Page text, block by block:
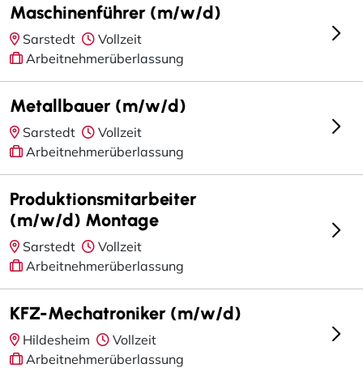
Maschinenführer (m/w/d)
Sarstedt
Vollzeit
Arbeitnehmerüberlassung
Metallbauer (m/w/d)
Sarstedt
Vollzeit
Arbeitnehmerüberlassung
Produktionsmitarbeiter
(m/w/d) Montage
Sarstedt
Vollzeit
Arbeitnehmerüberlassung
KFZ-Mechatroniker (m/w/d)
Hildesheim
Vollzeit
Arbeitnehmerüberlassung